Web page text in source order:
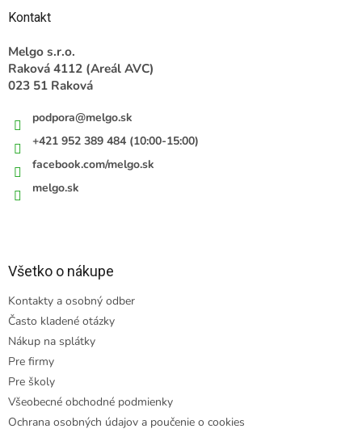
Kontakt
Melgo s.r.o.
Raková 4112 (Areál AVC)
023 51 Raková
podpora@melgo.sk
+421 952 389 484 (10:00-15:00)
facebook.com/melgo.sk
melgo.sk
Všetko o nákupe
Kontakty a osobný odber
Často kladené otázky
Nákup na splátky
Pre firmy
Pre školy
Všeobecné obchodné podmienky
Ochrana osobných údajov a poučenie o cookies